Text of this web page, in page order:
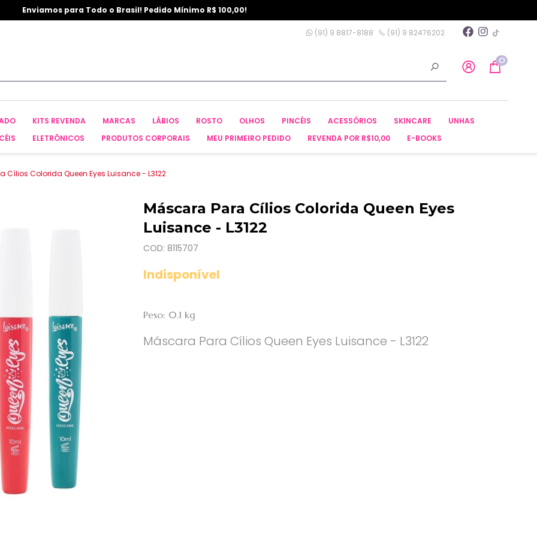
Enviamos para Todo o Brasil! Pedido Mínimo R$ 100,00!
(91) 9 8817-8188 (91) 9 82476202
0
KITS REVENDA MARCAS LÁBIOS ROSTO OLHOS PINCÉIS ACESSÓRIOS SKINCARE
UNHAS
ELETRÔNICOS PRODUTOS CORPORAIS MEU PRIMEIRO PEDIDO REVENDA POR R$10,00 E-BOOKS
Cílios Colorida Queen Eyes Luisance - L3122
Máscara Para Cílios Colorida Queen Eyes
Luisance - L3122
COD: 8115707
Indisponível
Peso: 0.1 kg
Máscara Para Cílios Queen Eyes Luisance - L3122